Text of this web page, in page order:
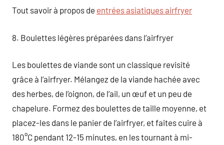
Tout savoir à propos de entrées asiatiques airfryer
8. Boulettes légères préparées dans l’airfryer
Les boulettes de viande sont un classique revisité
grâce à l’airfryer. Mélangez de la viande hachée avec
des herbes, de l’oignon, de l’ail, un œuf et un peu de
chapelure. Formez des boulettes de taille moyenne, et
placez-les dans le panier de l’airfryer, et faites cuire à
180°C pendant 12-15 minutes, en les tournant à mi-